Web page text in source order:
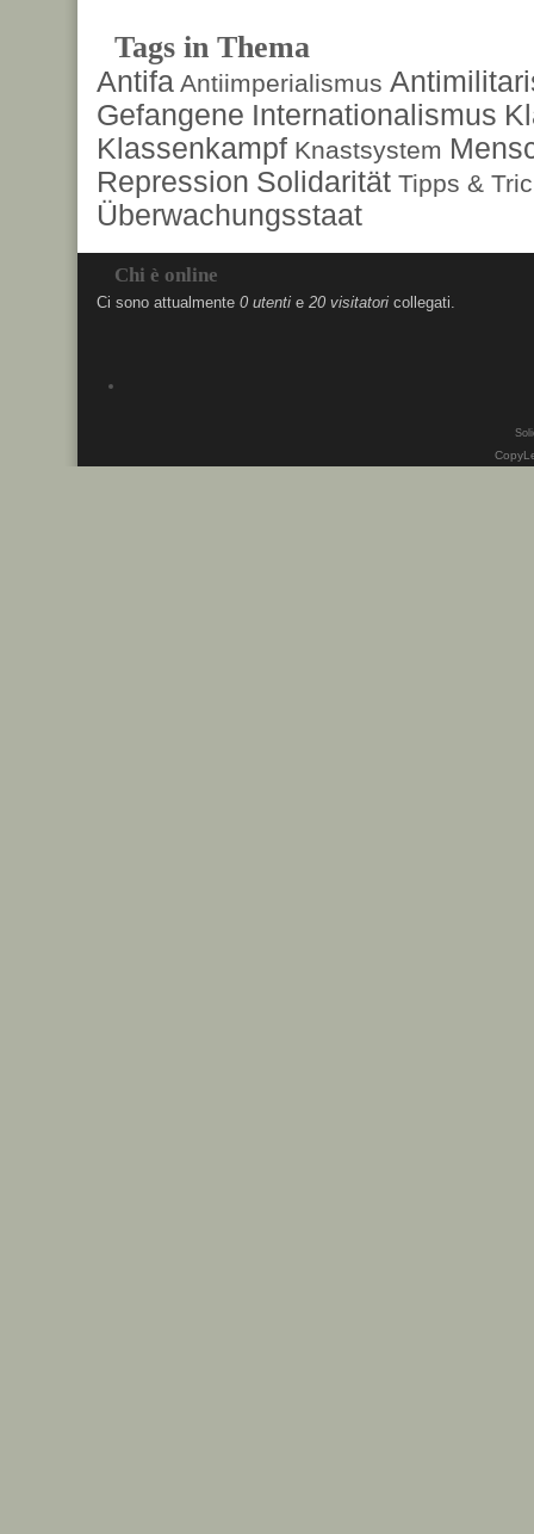
Tags in Thema
Antifa Antiimperialismus
Gefangene Internationalismus
Klassenkampf Knastsystem
Repression Solidarität Tipps &
Überwachungsstaat
Chi è online
Ci sono attualmente 0 utenti e 20 visitatori collegati.